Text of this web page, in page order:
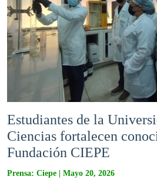
Estudiantes de la
Ciencias fortalecen
Fundación CIEPE ​
Prensa: Ciepe | Mayo 20, 2026